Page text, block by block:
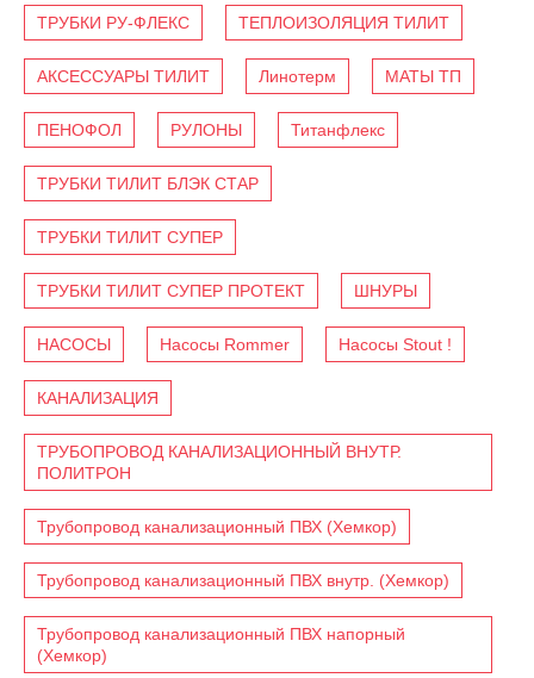
ТРУБКИ РУ-ФЛЕКС ТЕПЛОИЗОЛЯЦИЯ ТИЛИТ
АКСЕССУАРЫ ТИЛИТ Линотерм МАТЫ ТП
ПЕНОФОЛ РУЛОНЫ Титанфлекс
ТРУБКИ ТИЛИТ БЛЭК СТАР
ТРУБКИ ТИЛИТ СУПЕР
ТРУБКИ ТИЛИТ СУПЕР ПРОТЕКТ ШНУРЫ
НАСОСЫ Насосы Rommer Насосы Stout !
КАНАЛИЗАЦИЯ
ТРУБОПРОВОД КАНАЛИЗАЦИОННЫЙ ВНУТР.
ПОЛИТРОН
Трубопровод канализационный ПВХ (Хемкор)
Трубопровод канализационный ПВХ внутр. (Хемкор)
Трубопровод канализационный ПВХ напорный
(Хемкор)